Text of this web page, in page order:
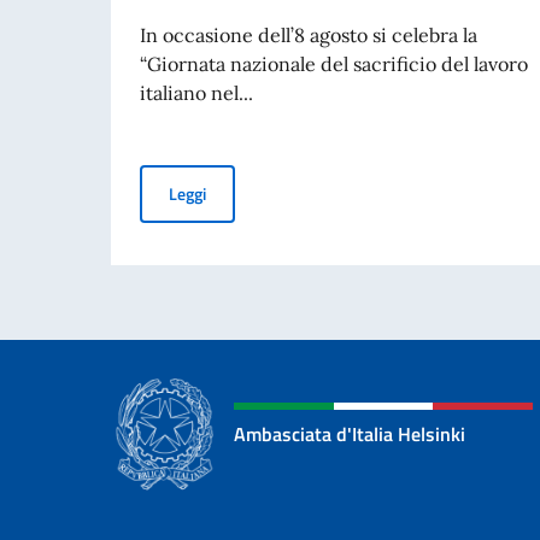
In occasione dell’8 agosto si celebra la
“Giornata nazionale del sacrificio del lavoro
italiano nel...
Leggi70° ANNIVERSARIO DELLA TRAGEDIA DI
Ambasciata d'Italia Helsinki